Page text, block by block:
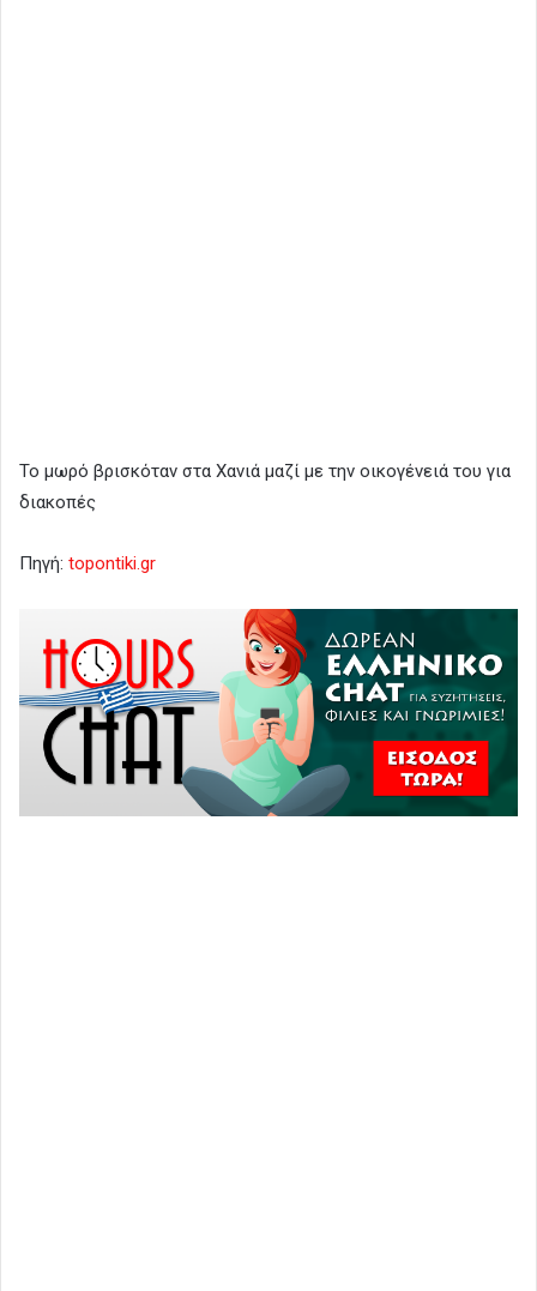
Το μωρό βρισκόταν στα Χανιά μαζί με την οικογένειά του για
διακοπές
Πηγή: topontiki.gr